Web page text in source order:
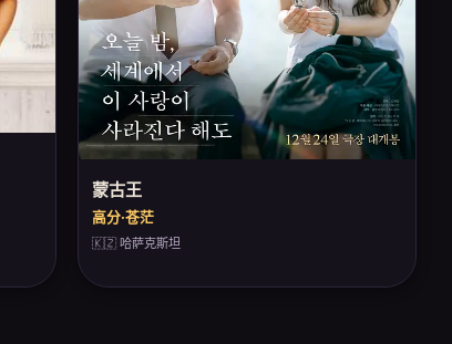
蒙古王
高分·苍茫
🇰🇿 哈萨克斯坦